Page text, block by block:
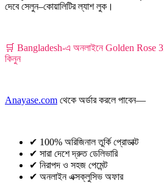
দেবে সেলুন–কোয়ালিটির ল্যাশ লুক।
🛒 Bangladesh-এ অনলাইনে Golden Rose
কিনুন
Anayase.com থেকে অর্ডার করলে পাবেন—
✔ 100% অরিজিনাল তুর্কি প্রোডাক্ট
✔ সারা দেশে দ্রুত ডেলিভারি
✔ নিরাপদ ও সহজ পেমেন্ট
✔ অনলাইন এক্সক্লুসিভ অফার